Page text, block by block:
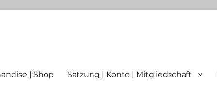
| Shop Satzung | Konto | Mitgliedschaft